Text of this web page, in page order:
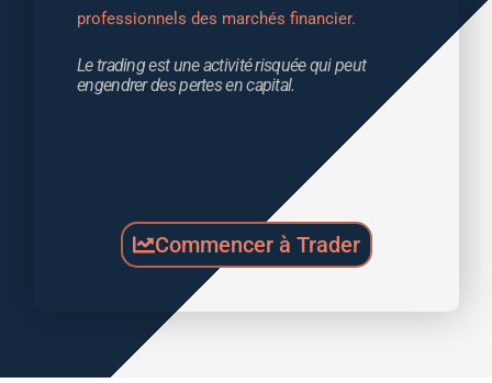
professionnels des marchés financier.
Le trading est une activité risquée qui peut
engendrer des pertes en capital.
Commencer à Trader